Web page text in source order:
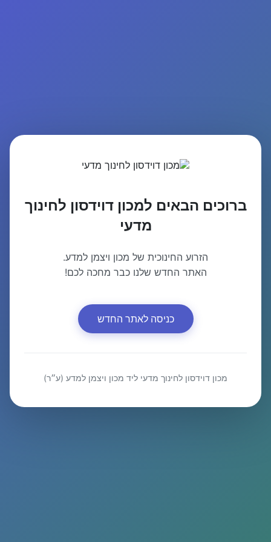
ברוכים הבאים למכון דוידסון לחינוך
מדעי
הזרוע החינוכית של מכון ויצמן למדע.
האתר החדש שלנו כבר מחכה לכם!
כניסה לאתר החדש
מכון דוידסון לחינוך מדעי ליד מכון ויצמן למדע (ע״ר)